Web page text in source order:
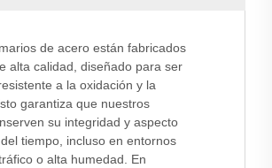
de acero están fabricados
alta calidad, diseñado para ser
a la oxidación y la
garantiza que nuestros
su integridad y aspecto
tiempo, incluso en entornos
o alta humedad. En